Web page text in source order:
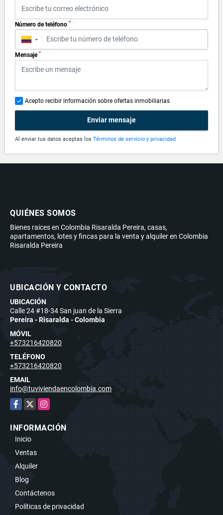
Número de teléfono *
▼
Mensaje *
Acepto recibir información sobre ofertas inmobiliarias
Enviar mensaje
Al enviar tus datos aceptas los Términos de servicio y privacidad
QUIÉNES SOMOS
Bienes raices en Colombia Risaralda Pereira, casas,
apartamentos, lotes y fincas para la venta y alquiler en Colombia
Risaralda Pereira
UBICACIÓN Y CONTACTO
UBICACIÓN
Calle 24 #18-34 San juan de la Sierra
Pereira - Risaralda - Colombia
MÓVIL
+573216420820
TELÉFONO
+573216420820
EMAIL
info@tuviviendaencolombia.com
Facebook
X Instagram
INFORMACIÓN
Inicio
Ventas
Alquiler
Blog
Contáctenos
Políticas de privacidad